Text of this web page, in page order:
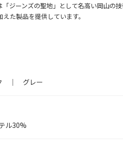
ジーンズの聖地」として名高い岡山の
｜ グレー
ル30%